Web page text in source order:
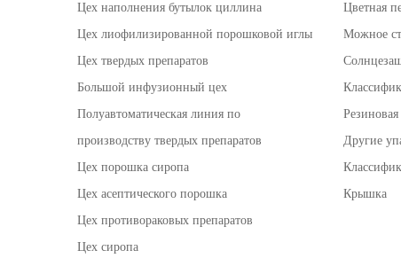
Цех наполнения бутылок циллина
Цех лиофилизированной порошковой иглы
Цех твердых препаратов
Большой инфузионный цех
Полуавтоматическая линия по
производству твердых препаратов
Цех порошка сиропа
Цех асептического порошка
Цех противораковых препаратов
Цех сиропа
Цветная
Можное
Другие
Крышка